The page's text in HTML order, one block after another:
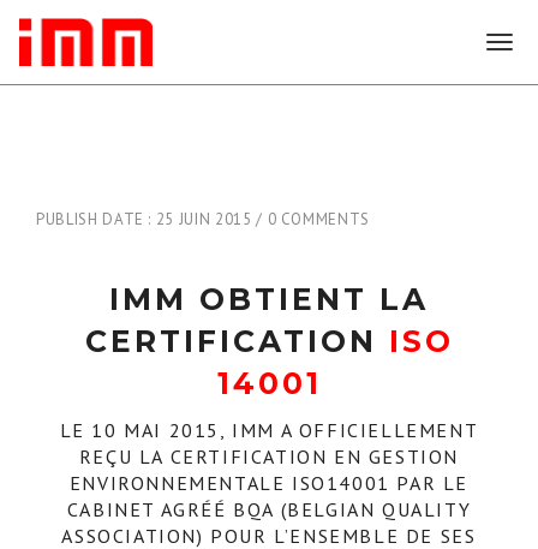
T
PUBLISH DATE : 25 JUIN 2015 0 COMMENTS
IMM OBTIENT LA
CERTIFICATION ISO
14001
LE 10 MAI 2015, IMM A OFFICIELLEMENT
REÇU LA CERTIFICATION EN GESTION
ENVIRONNEMENTALE ISO14001 PAR LE
CABINET AGRÉÉ BQA (BELGIAN QUALITY
ASSOCIATION) POUR L’ENSEMBLE DE SES